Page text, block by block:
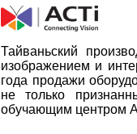
Тайваньский
изображением и
года продажи
не только
обучающим центром